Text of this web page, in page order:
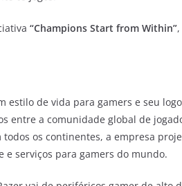
“Champions Start from Within”
estilo de vida para gamers e seu
entre a comunidade global de
todos os continentes, a empresa
e serviços para gamers do mundo.